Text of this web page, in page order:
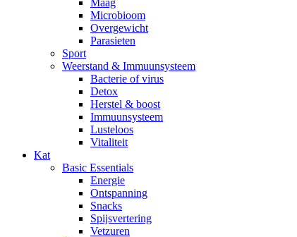
Maag
Microbioom
Overgewicht
Parasieten
Sport
Weerstand & Immuunsysteem
Bacterie of virus
Detox
Herstel & boost
Immuunsysteem
Lusteloos
Vitaliteit
Kat
Basic Essentials
Energie
Ontspanning
Snacks
Spijsvertering
Vetzuren